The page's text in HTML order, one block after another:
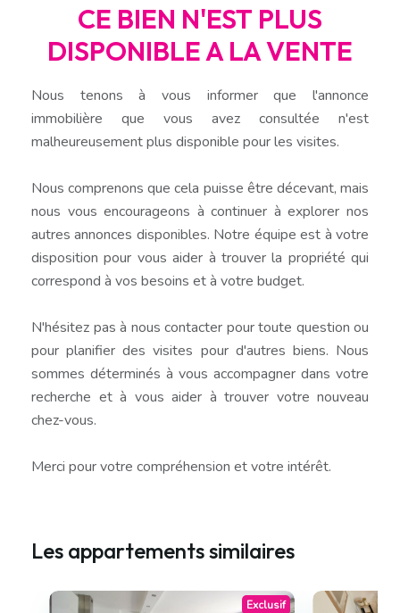
CE BIEN N'EST PLUS
DISPONIBLE A LA VENTE
Nous tenons à vous informer que l'annonce
immobilière que vous avez consultée n'est
malheureusement plus disponible pour les visites.
Nous comprenons que cela puisse être décevant, mais
nous vous encourageons à continuer à explorer nos
autres annonces disponibles. Notre équipe est à votre
disposition pour vous aider à trouver la propriété qui
correspond à vos besoins et à votre budget.
N'hésitez pas à nous contacter pour toute question ou
pour planifier des visites pour d'autres biens. Nous
sommes déterminés à vous accompagner dans votre
recherche et à vous aider à trouver votre nouveau
chez-vous.
Merci pour votre compréhension et votre intérêt.
Les appartements similaires
Exclusif